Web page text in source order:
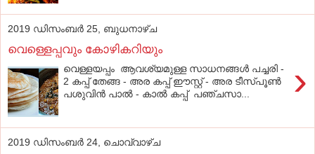
2019 ഡിസംബർ 25, ബുധനാഴ്‌ച
വെള്ളെപ്പവും കോഴികറിയും
›
വെള്ളയപ്പം ആവശ്യമുള്ള സാധനങ്ങൾ പച്ചരി -
2 കപ്പ്‌ തേങ്ങ - അര കപ്പ്‌ ഈസ്റ്റ്‌ - അര ടീസ്പൂണ്‍
പശുവിൻ പാല്‍ - കാല്‍ കപ്പ്‌ പഞ്ചസാ...
2019 ഡിസംബർ 24, ചൊവ്വാഴ്ച